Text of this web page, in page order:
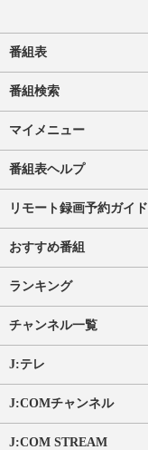
番組表
番組検索
マイメニュー
番組表ヘルプ
リモート録画予約ガイド
おすすめ番組
ランキング
チャンネル一覧
J:テレ
J:COMチャンネル
J:COM STREAM